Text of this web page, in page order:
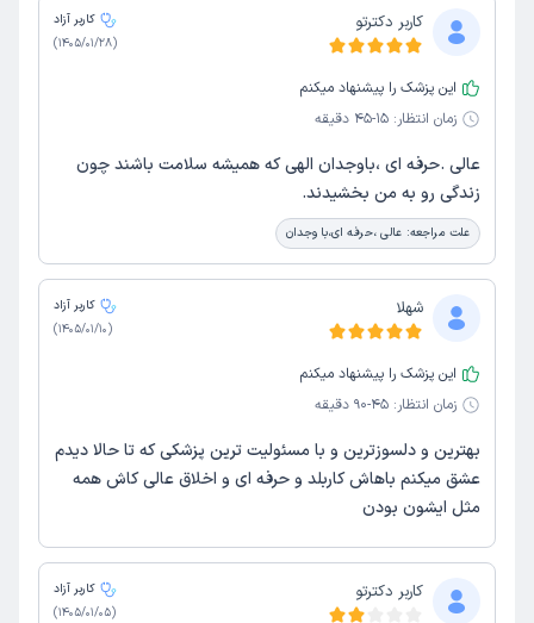
کاربر دکترتو
کاربر آزاد
(
1405/01/28
)
این پزشک را پیشنهاد میکنم
زمان انتظار: 15-45 دقیقه
عالی .حرفه ای ،باوجدان الهی که همیشه سلامت باشند چون
زندگی رو به من بخشیدند.
علت مراجعه: عالی ،حرفه ای،با وجدان
شهلا
کاربر آزاد
(
1405/01/10
)
این پزشک را پیشنهاد میکنم
زمان انتظار: 45-90 دقیقه
بهترین و دلسوزترین و با مسئولیت ترین پزشکی که تا حالا دیدم
عشق میکنم باهاش کاربلد و حرفه ای و اخلاق عالی کاش همه
مثل ایشون بودن
کاربر دکترتو
کاربر آزاد
(
1405/01/05
)